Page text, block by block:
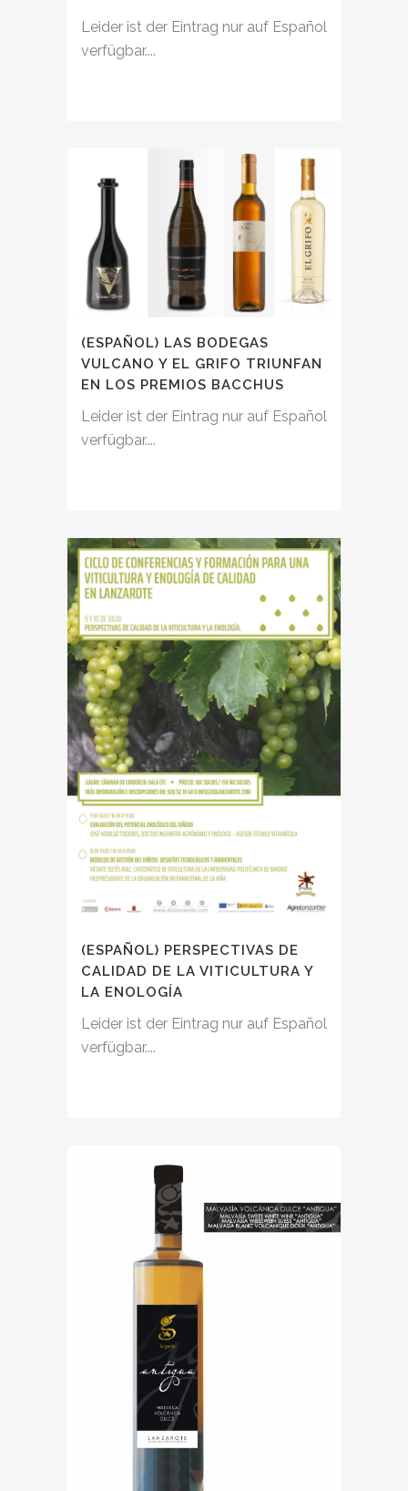
Leider ist der Eintrag nur auf Español
verfügbar....
(ESPAÑOL) LAS BODEGAS
VULCANO Y EL GRIFO TRIUNFAN
EN LOS PREMIOS BACCHUS
Leider ist der Eintrag nur auf Español
verfügbar....
(ESPAÑOL) PERSPECTIVAS DE
CALIDAD DE LA VITICULTURA Y
LA ENOLOGÍA
Leider ist der Eintrag nur auf Español
verfügbar....